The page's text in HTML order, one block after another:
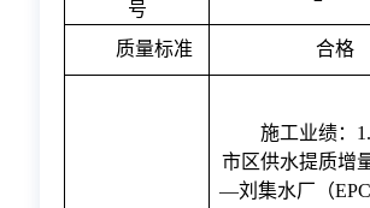
号
质量标准 合格
施工业绩：
市区供水提质增
—刘集水厂（